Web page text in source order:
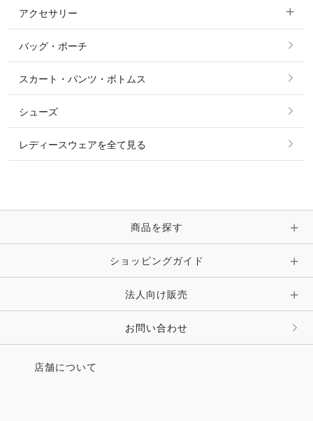
ニット・セーター
シャツ・ブラウス・ワンピース
その他 アウター
ショーシャツ
すべてのファッション雑貨
ソックス
ベルト
マフラー・スカーフ・ストール・スヌード
時計・財布・キーケース・革小物
キーホルダー・チャーム・ストラップ
その他 ファッション雑貨
アクセサリー
すべてのアクセサリー
リング
ピアス・イヤリング
ピン・ブローチ・コサージュ
その他 アクセサリー
バッグ・ポーチ
スカート・パンツ・ボトムス
シューズ
レディースウェアを全て見る
商品を探す
ショッピングガイド
法人向け販売
お問い合わせ
店舗について